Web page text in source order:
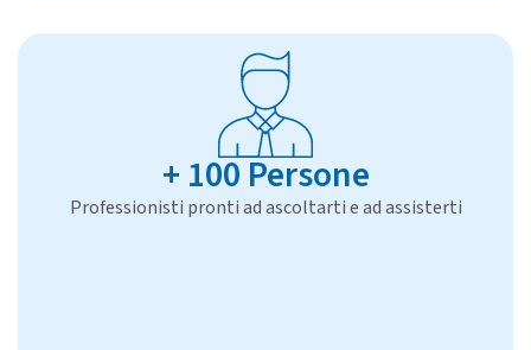
+ 100 Persone
Professionisti pronti ad ascoltarti e ad assisterti